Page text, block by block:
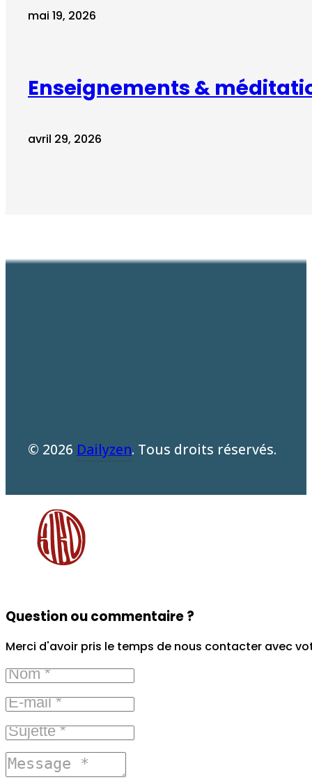
mai 19, 2026
Enseignements &
avril 29, 2026
© 2026 Dailyzen. Tous droits réservés.
Question ou commentaire ?
Merci d'avoir pris le temps de nous contacter avec